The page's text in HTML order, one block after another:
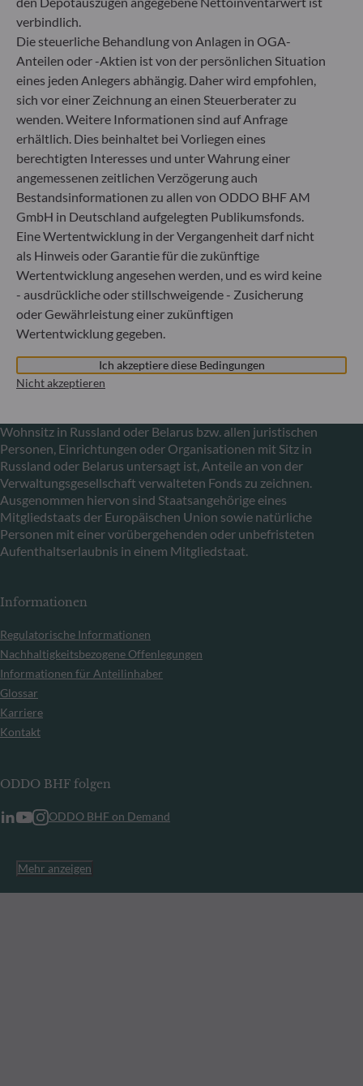
Fondsverwaltungsgesellschaft
Handelsregister : HRB 11971 Amtsgericht Düsseldorf
ODDO BHF Asset Management LUX
6, rue Gabriel Lippmann
L-5365 Munsbach
Luxemburg
+352 45 76 76 245
Von der Luxemburger Commission de Surveillance du
Secteur Financier (CSSF) zugelassene
Fondsverwaltungsgesellschaft, Handelsregisternummer: B
29891
Mitteilung zu EU-Sanktionen gegen Russland
In Übereinstimmung mit den von der Europäischen Union
im Zusammenhang mit der Ukraine-Krise verhängten
Sanktionen informieren wir Sie darüber, dass es gemäß den
Bestimmungen der Verordnungen (EU) Nr. 833/2014 und
Wohnsitz in Russland oder Belarus bzw. allen juristischen
Personen, Einrichtungen oder Organisationen mit Sitz in
Russland oder Belarus untersagt ist, Anteile an von der
Verwaltungsgesellschaft verwalteten Fonds zu zeichnen.
Ausgenommen hiervon sind Staatsangehörige eines
Mitgliedstaats der Europäischen Union sowie natürliche
Personen mit einer vorübergehenden oder unbefristeten
Aufenthaltserlaubnis in einem Mitgliedstaat.
Informationen
Regulatorische Informationen
Nachhaltigkeitsbezogene Offenlegungen
Informationen für Anteilinhaber
Glossar
Karriere
Kontakt
ODDO BHF folgen
ODDO BHF on Demand
Mehr anzeigen
verbindlich.
Die steuerliche Behandlung von Anlagen in OGA-
Anteilen oder -Aktien ist von der persönlichen Situation
eines jeden Anlegers abhängig. Daher wird empfohlen,
sich vor einer Zeichnung an einen Steuerberater zu
wenden. Weitere Informationen sind auf Anfrage
erhältlich. Dies beinhaltet bei Vorliegen eines
berechtigten Interesses und unter Wahrung einer
angemessenen zeitlichen Verzögerung auch
Bestandsinformationen zu allen von ODDO BHF AM
GmbH in Deutschland aufgelegten Publikumsfonds.
Eine Wertentwicklung in der Vergangenheit darf nicht
als Hinweis oder Garantie für die zukünftige
Wertentwicklung angesehen werden, und es wird keine
- ausdrückliche oder stillschweigende - Zusicherung
oder Gewährleistung einer zukünftigen
Wertentwicklung gegeben.
Ich akzeptiere diese Bedingungen
Nicht akzeptieren